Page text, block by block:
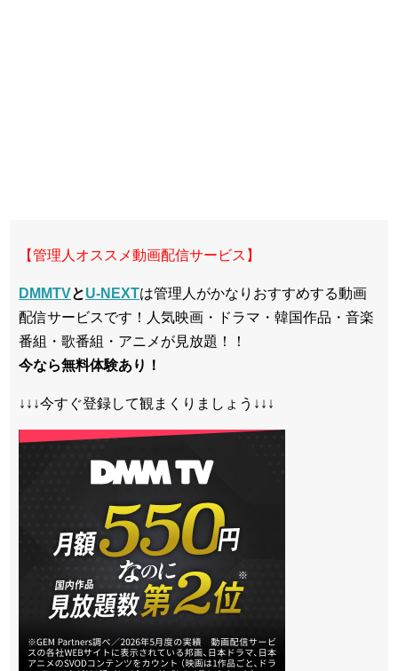
【管理人オススメ動画配信サービス】
DMMTVとU-NEXTは管理人がかなりおすすめする動画
配信サービスです！人気映画・ドラマ・韓国作品・音楽
番組・歌番組・アニメが見放題！！
今なら無料体験あり！
↓↓↓今すぐ登録して観まくりましょう↓↓↓